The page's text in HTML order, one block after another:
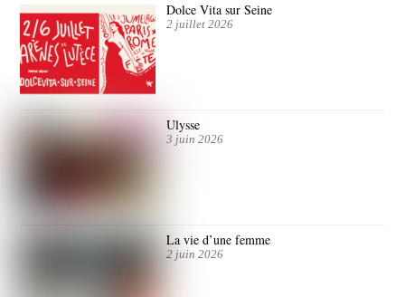
Dolce Vita sur Seine
2 juillet 2026
Ulysse
3 juin 2026
La vie d’une femme
2 juin 2026